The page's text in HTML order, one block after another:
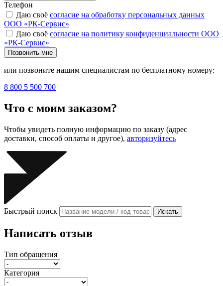
Телефон
Даю своё согласие на обработку персональных данных
ООО «РК-Сервис»
Даю своё согласие на политику конфиденциальности ООО
«РК-Сервис»
Позвонить мне
или позвоните нашим специалистам по бесплатному номеру:
8 800 5 500 700
Что с моим заказом?
Чтобы увидеть полную информацию по заказу (адрес
доставки, способ оплаты и другое), авторизуйтесь
Быстрый поиск Искать
Написать отзыв
Тип обращения
Категория